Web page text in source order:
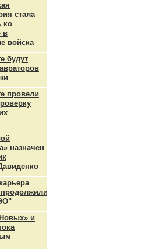
стала
ко
в
войска
будут
провели
назначен
и